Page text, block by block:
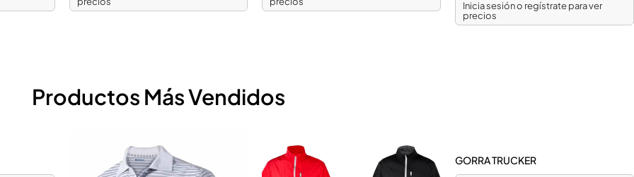
Inicia sesión o regístrate para ver
precios
Productos Más Vendidos
GORRA TRUCKER